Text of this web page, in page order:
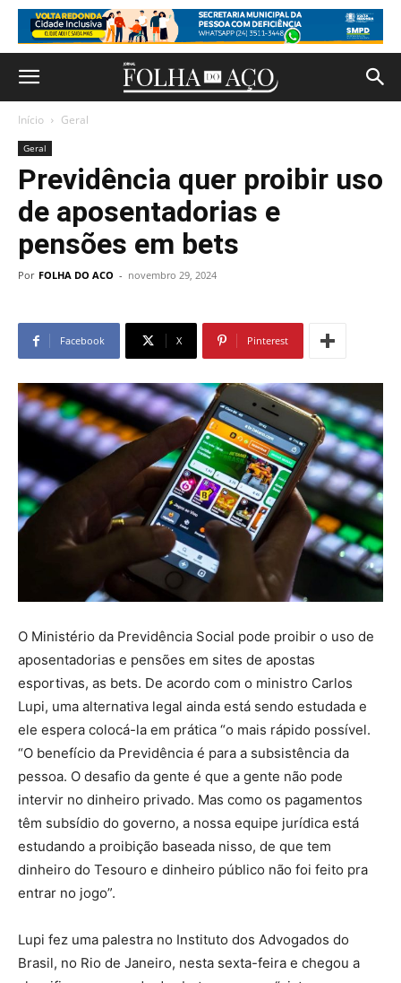
Início Geral
Geral
Previdência quer proibir uso
de aposentadorias e
pensões em bets
Por FOLHA DO ACO - novembro 29, 2024
Facebook X Pinterest
O Ministério da Previdência Social pode proibir o uso de
aposentadorias e pensões em sites de apostas
esportivas, as bets. De acordo com o ministro Carlos
Lupi, uma alternativa legal ainda está sendo estudada e
ele espera colocá-la em prática “o mais rápido possível.
“O benefício da Previdência é para a subsistência da
pessoa. O desafio da gente é que a gente não pode
intervir no dinheiro privado. Mas como os pagamentos
têm subsídio do governo, a nossa equipe jurídica está
estudando a proibição baseada nisso, de que tem
dinheiro do Tesouro e dinheiro público não foi feito pra
entrar no jogo”.
Lupi fez uma palestra no Instituto dos Advogados do
Brasil, no Rio de Janeiro, nesta sexta-feira e chegou a